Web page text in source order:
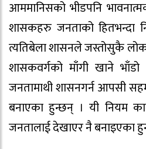
आममानिसको भीडपनि
शासकहरु जनताको हितभन्दा
त्यतिबेला शासनले जस्तोसुकै
शासकवर्गको माँगी खाने
जनतामाथी शासनगर्न आपसी
बनाएका हुन्छन् । यी नियम
जनतालाई देखाएर नै बनाइएका